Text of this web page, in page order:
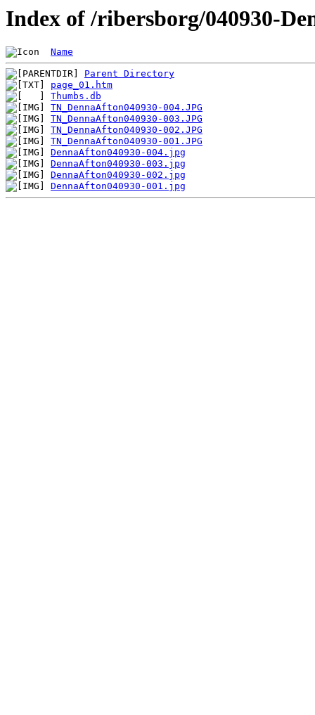
Index of /ribersborg/040930-
Name
Parent Directory
page_01.htm
Thumbs.db
TN_DennaAfton040930-004.JPG
TN_DennaAfton040930-003.JPG
TN_DennaAfton040930-002.JPG
TN_DennaAfton040930-001.JPG
DennaAfton040930-004.jpg
DennaAfton040930-003.jpg
DennaAfton040930-002.jpg
DennaAfton040930-001.jpg